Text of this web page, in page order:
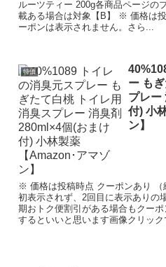
ルーツティー 200g各商品ページの
載ある場合は対象【B】 ※ 価格は
ーポンは表示されません。さら...
特価
ー も
プレー
付) 小
ン】
※ 価格は投稿時点 クーポンあり
初表示されず、2回目に表示ありの
期おトク便割引がある場合もクー
するといいと思います画像クリッ